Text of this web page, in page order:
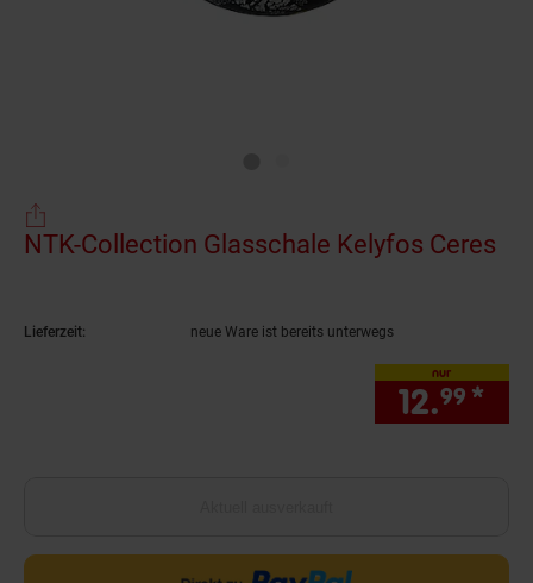
NTK-Collection Glasschale Kelyfos Ceres
Lieferzeit: neue Ware ist bereits unterwegs
nur
12.99 *